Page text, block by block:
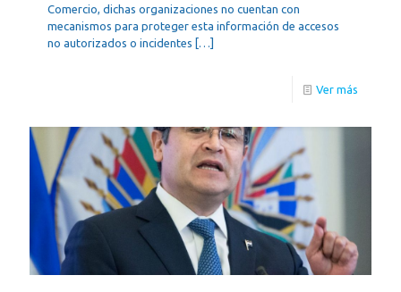
Comercio, dichas organizaciones no cuentan con
mecanismos para proteger esta información de accesos
no autorizados o incidentes […]
Ver más